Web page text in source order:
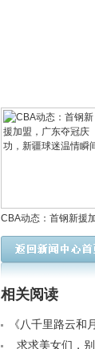
CBA动态：首钢新援
盟，广东夺冠庆功，
疆球迷温情瞬间
相关阅读
《八千里路云和
悟被锄奸真相< /a>
求求美女们，